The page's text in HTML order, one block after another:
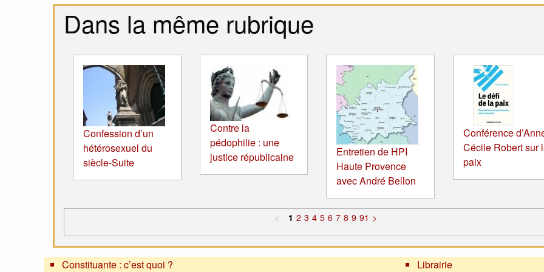
Dans la même rubrique
Confession d’un
hétérosexuel du
siècle-Suite
Contre la
pédophilie : une
justice républicaine
Entretien de HPI
Haute Provence
avec André Bellon
Conférence
Cécile Robert sur
paix
< 1 2 3 4 5 6 7 8 9 91 >
Constituante : c’est quoi ? Librairie